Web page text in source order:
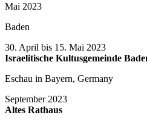
Mai 2023
Baden
30. April bis 15. Mai 2023
Israelitische Kultusgemeinde
Eschau in Bayern, Germany
September 2023
Altes Rathaus